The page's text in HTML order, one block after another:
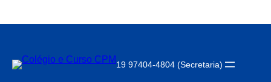
19 97404-4804 (Secretaria)